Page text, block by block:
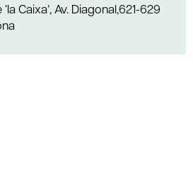
Caixa’, Av. Diagonal,621-629